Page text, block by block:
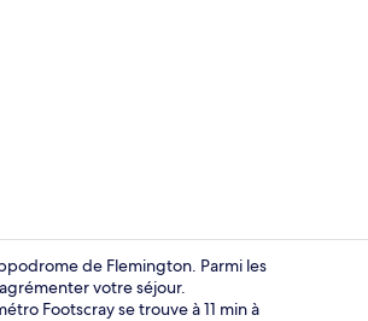
de Flemington. Parmi les
votre séjour.
Footscray se trouve à 11 min à